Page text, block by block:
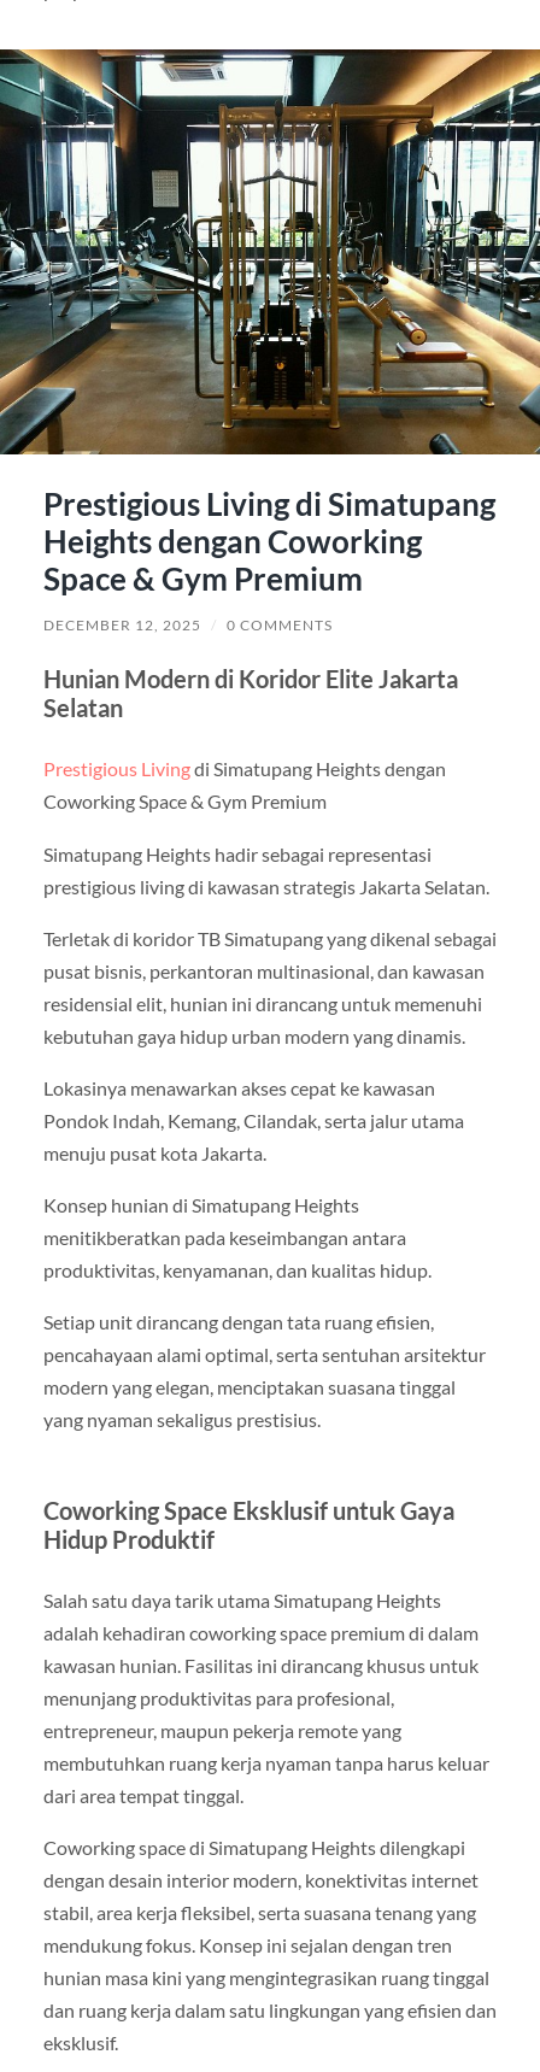
Prestigious Living di Simatupang
Heights dengan Coworking
Space & Gym Premium
DECEMBER 12, 2025 / 0 COMMENTS
Hunian Modern di Koridor Elite Jakarta
Selatan
Prestigious Livingdi Simatupang Heights dengan
Coworking Space & Gym Premium
Simatupang Heights hadir sebagai representasi
prestigious living di kawasan strategis Jakarta Selatan.
Terletak di koridor TB Simatupang yang dikenal sebagai
pusat bisnis, perkantoran multinasional, dan kawasan
residensial elit, hunian ini dirancang untuk memenuhi
kebutuhan gaya hidup urban modern yang dinamis.
Lokasinya menawarkan akses cepat ke kawasan
Pondok Indah, Kemang, Cilandak, serta jalur utama
menuju pusat kota Jakarta.
Konsep hunian di Simatupang Heights
menitikberatkan pada keseimbangan antara
produktivitas, kenyamanan, dan kualitas hidup.
Setiap unit dirancang dengan tata ruang efisien,
pencahayaan alami optimal, serta sentuhan arsitektur
modern yang elegan, menciptakan suasana tinggal
yang nyaman sekaligus prestisius.
Coworking Space Eksklusif untuk Gaya
Hidup Produktif
Salah satu daya tarik utama Simatupang Heights
adalah kehadiran coworking space premium di dalam
kawasan hunian. Fasilitas ini dirancang khusus untuk
menunjang produktivitas para profesional,
entrepreneur, maupun pekerja remote yang
membutuhkan ruang kerja nyaman tanpa harus keluar
dari area tempat tinggal.
Coworking space di Simatupang Heights dilengkapi
dengan desain interior modern, konektivitas internet
stabil, area kerja fleksibel, serta suasana tenang yang
mendukung fokus. Konsep ini sejalan dengan tren
hunian masa kini yang mengintegrasikan ruang tinggal
dan ruang kerja dalam satu lingkungan yang efisien dan
eksklusif.